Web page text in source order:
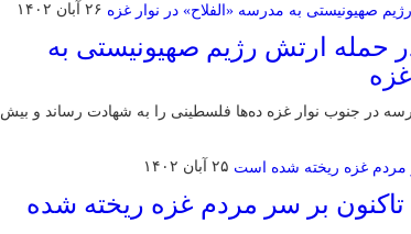
۲۶ آبان ۱۴۰۲
حمله ارتش رژیم صهیونیستی به
در جنوب نوار غزه ده‌ها فلسطینی را به شهادت رساند و بیش
۲۵ آبان ۱۴۰۲
تاکنون بر سر مردم غزه ریخته شده